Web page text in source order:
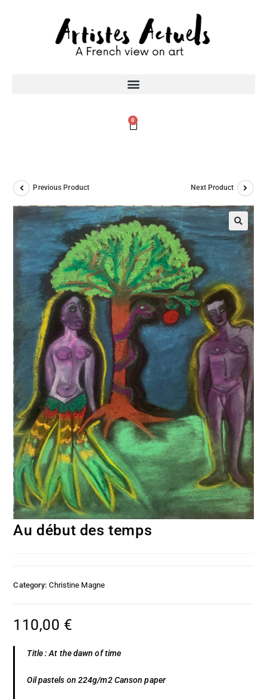
0
Previous Product Next Product
Au début des temps
Category:Christine Magne
110,00 €
Title : At the dawn of time
Oil pastels on 224g/m2 Canson paper